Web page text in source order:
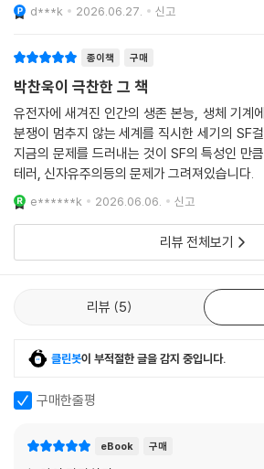
여한다.
클래비스와 휘하 부대원들은 작전에 앞서 나노
는다. 또한 무장한 아동들과의 싸움에 대비해, 어
이 들지 않도록 ‘전투 적응 감정 조정’이라는 뇌
정을 거세당한 채 기계적으로 살인하는 자들과
인 괴물의 추격전은, 전쟁을 다룬 다른 작품에서
을 만들어 낸다. 전투에 앞서 심리학적 장애를 제
콘텍트렌즈처럼 각막에 부착하는 웨어러블 컴
져 투하 후 저절로 생체 분해되는 침투 포드 등
지만, 극한 상황에서의 인간 본성 또는 인간 그
g)를 개인 차원이 아니라 세계 차원, 전인류 차
에 구축되었음을 역사적/지리학적 사실에 바탕
d***k 2026.06.27. 신고
종이책 구매
박찬욱이 극찬한 그 책
유전자에 새겨진 인간의 생존 본능, 생체 기계
분쟁이 멈추지 않는 세계를 직시한 세기의 SF
지금의 문제를 드러내는 것이 SF의 특성인 만
테러, 신자유주의등의 문제가 그려져있습니다.
e******k 2026.06.06. 신고
리뷰 전체보기
리뷰 5
클린봇이 부적절한 글을 감지 중입니다.
구매한줄평
eBook 구매